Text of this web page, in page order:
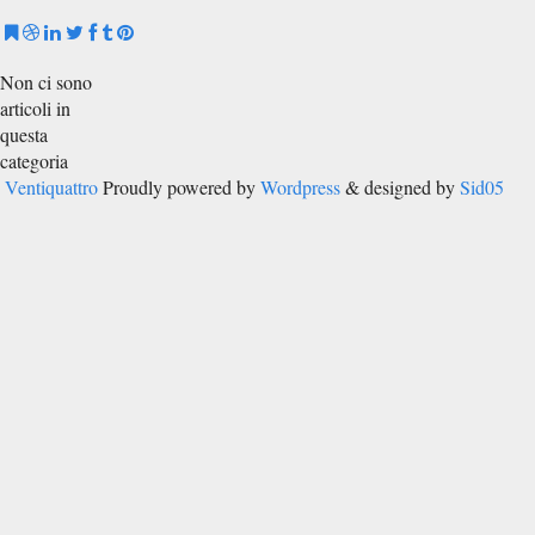
Non ci sono
articoli in
questa
categoria
Ventiquattro Proudly powered byWordpress& designed bySid05